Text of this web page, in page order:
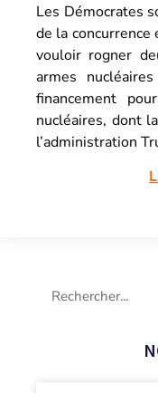
Les Démocrates
de la
vouloir rogner
armes
financement
nucléaires, dont
l’administration